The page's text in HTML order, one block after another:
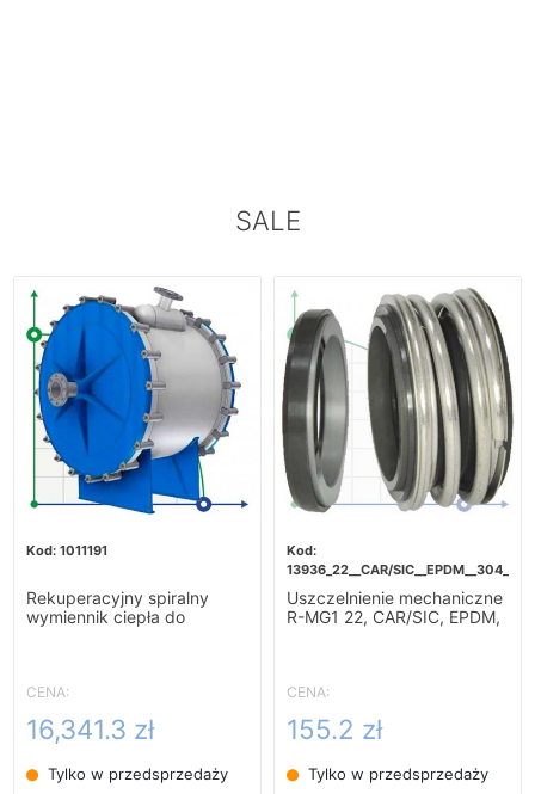
SALE
1011191
Rekuperacyjny spiralny
wymiennik ciepła do
CENA:
16,341.3 zł
Tylko w przedsprzedaży
13936_22__CAR/
Uszczelnienie mechaniczne
R-MG1 22, CAR/SIC, EPDM,
CENA:
155.2 zł
Tylko w przedsprzedaży